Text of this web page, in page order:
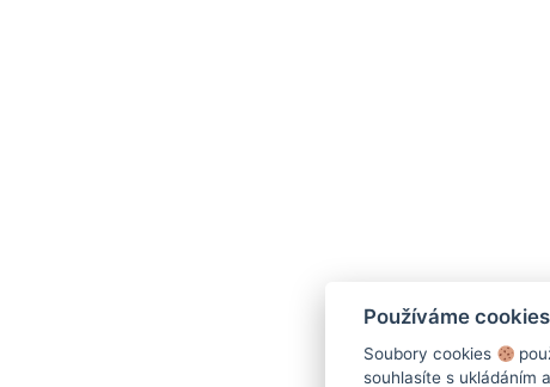
Používáme cookies
Soubory cookies
souhlasíte s ukládáním